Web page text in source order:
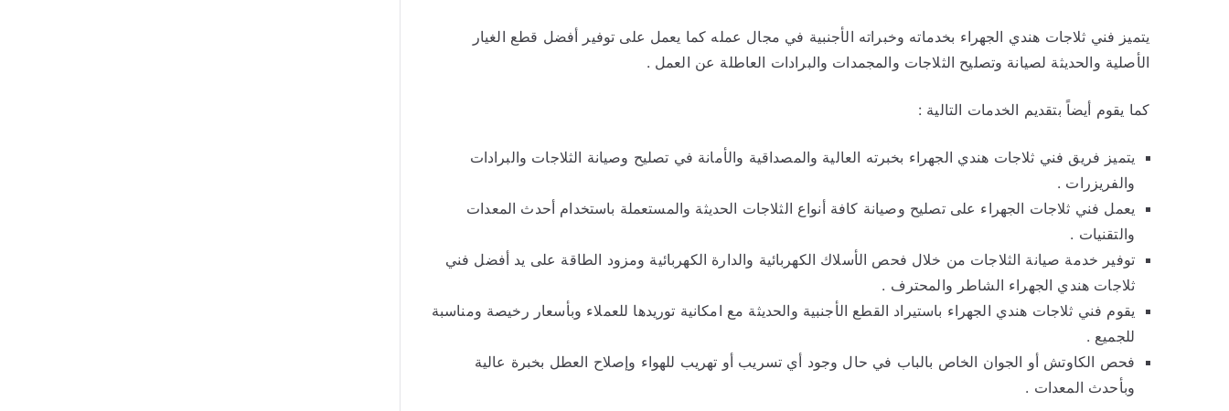
يتميز فني ثلاجات هندي الجهراء بخدماته وخبراته الأجنبية في مجال عمله كما يعمل على توفير أفضل قطع الغيار
الأصلية والحديثة لصيانة وتصليح الثلاجات والمجمدات والبرادات العاطلة عن العمل .
كما يقوم أيضاً بتقديم الخدمات التالية :
يتميز فريق فني ثلاجات هندي الجهراء بخبرته العالية والمصداقية والأمانة في تصليح وصيانة الثلاجات والبرادات
والفريزرات .
يعمل فني ثلاجات الجهراء على تصليح وصيانة كافة أنواع الثلاجات الحديثة والمستعملة باستخدام أحدث المعدات
والتقنيات .
توفير خدمة صيانة الثلاجات من خلال فحص الأسلاك الكهربائية والدارة الكهربائية ومزود الطاقة على يد أفضل فني
ثلاجات هندي الجهراء الشاطر والمحترف .
يقوم فني ثلاجات هندي الجهراء باستيراد القطع الأجنبية والحديثة مع امكانية توريدها للعملاء وبأسعار رخيصة ومناسبة
للجميع .
فحص الكاوتش أو الجوان الخاص بالباب في حال وجود أي تسريب أو تهريب للهواء وإصلاح العطل بخبرة عالية
وبأحدث المعدات .